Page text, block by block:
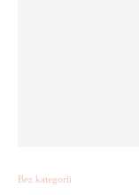
Bez kategorii